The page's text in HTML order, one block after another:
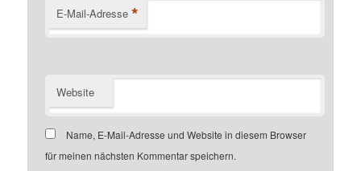
E-Mail-Adresse *
Website
Name, E-Mail-Adresse und Website in diesem Browser
für meinen nächsten Kommentar speichern.